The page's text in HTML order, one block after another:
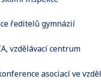
ředitelů gymnázií
vzdělávací centrum
asociací ve